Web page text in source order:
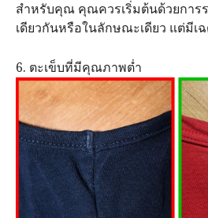
สำหรับคุณ​ คุณควรเริ่มต้นด้วยการ
เดียวกันหรือในลักษณะเดียว แต่มีเ
6. ตะเข็บที่มีคุณภาพต่ำ